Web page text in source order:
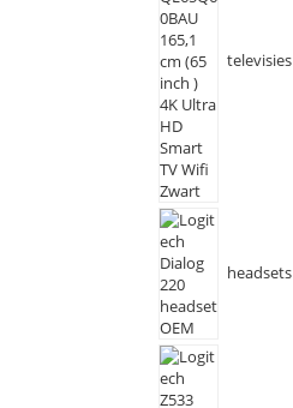
televisies
headsets